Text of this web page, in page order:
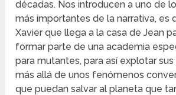
décadas. Nos introducen a uno de
más importantes de la narrativa, es
Xavier que llega a la casa de Jean
formar parte de una academia
para mutantes, para así explotar
más allá de unos fenómenos
que puedan salvar al planeta que